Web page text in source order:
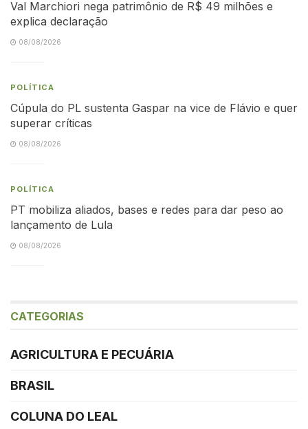
Val Marchiori nega patrimônio de R$ 49 milhões e
explica declaração
08/08/2026
POLÍTICA
Cúpula do PL sustenta Gaspar na vice de Flávio e quer
superar críticas
08/08/2026
POLÍTICA
PT mobiliza aliados, bases e redes para dar peso ao
lançamento de Lula
08/08/2026
CATEGORIAS
AGRICULTURA E PECUÁRIA
BRASIL
COLUNA DO LEAL